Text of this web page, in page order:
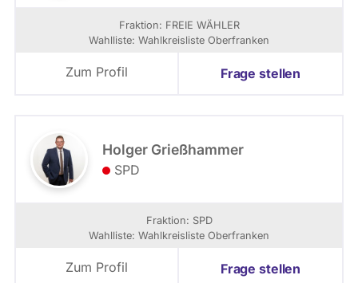
Fraktion: FREIE WÄHLER
Wahlliste: Wahlkreisliste Oberfranken
Zum Profil Frage stellen
Holger Grießhammer
SPD
Fraktion: SPD
Wahlliste: Wahlkreisliste Oberfranken
Zum Profil Frage stellen